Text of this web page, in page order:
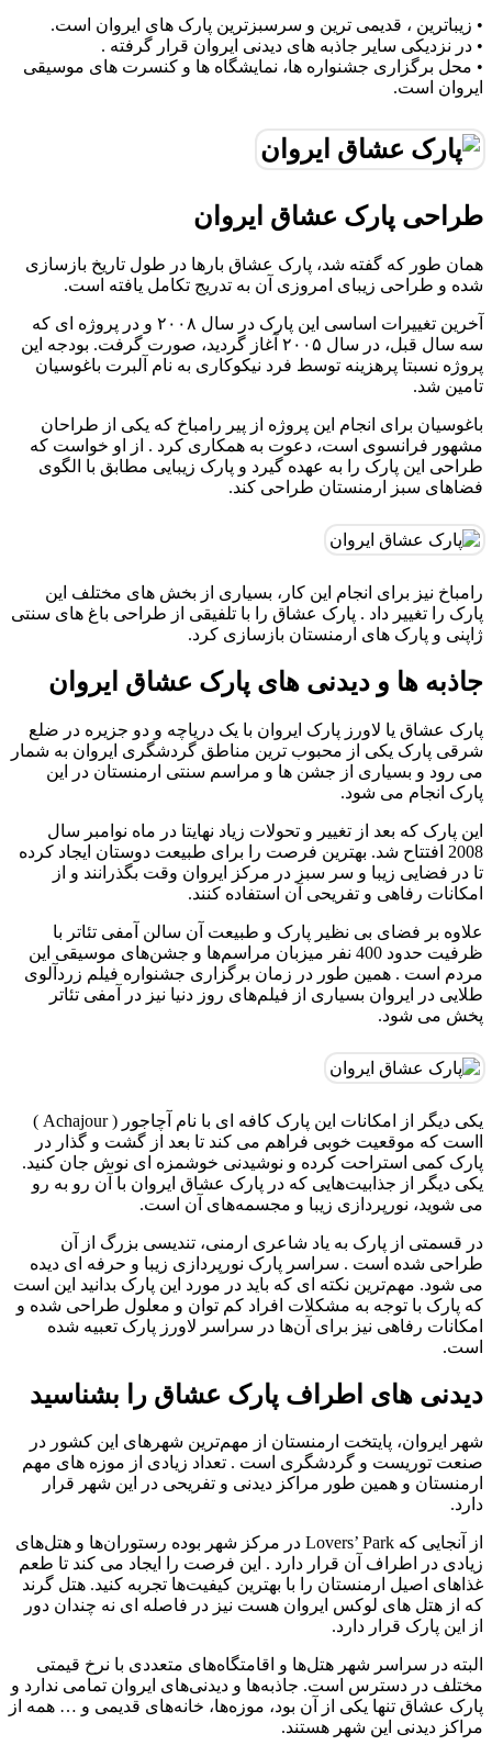
• زیباترین ، قدیمی ترین و سرسبزترین پارک های ایروان است.
• در نزدیکی سایر جاذبه های دیدنی ایروان قرار گرفته .
• محل برگزاری جشنواره ها، نمایشگاه ها و کنسرت های موسیقی
ایروان است.
طراحی پارک عشاق ایروان
همان طور که گفته شد، پارک عشاق بارها در طول تاریخ بازسازی
شده و طراحی زیبای امروزی آن به تدریج تکامل یافته است.
آخرین تغییرات اساسی این پارک در سال ۲۰۰۸ و در پروژه ای که
سه سال قبل، در سال ۲۰۰۵ آغاز گردید، صورت گرفت. بودجه این
پروژه نسبتا پرهزینه توسط فرد نیکوکاری به نام آلبرت باغوسیان
تامین شد.
باغوسیان برای انجام این پروژه از پیر رامباخ که یکی از طراحان
مشهور فرانسوی است، دعوت به همکاری کرد . از او خواست که
طراحی این پارک را به عهده گیرد و پارک زیبایی مطابق با الگوی
فضاهای سبز ارمنستان طراحی کند.
رامباخ نیز برای انجام این کار، بسیاری از بخش های مختلف این
پارک را تغییر داد . پارک عشاق را با تلفیقی از طراحی باغ های سنتی
ژاپنی و پارک های ارمنستان بازسازی کرد.
جاذبه‌ ها و دیدنی‌ های پارک عشاق ایروان
پارک عشاق یا لاورز پارک ایروان با یک دریاچه و دو جزیره در ضلع
شرقی پارک یکی از محبوب‌ ترین مناطق گردشگری ایروان به شمار
می رود و بسیاری از جشن‌ ها و مراسم سنتی ارمنستان در این
پارک انجام می شود.
این پارک که بعد از تغییر و تحولات زیاد نهایتا در ماه نوامبر سال
2008 افتتاح شد. بهترین فرصت را برای طبیعت دوستان ایجاد کرده
تا در فضایی زیبا و سر سبز در مرکز ایروان وقت بگذرانند و از
امکانات رفاهی و تفریحی آن استفاده کنند.
علاوه بر فضای بی نظیر پارک و طبیعت آن سالن آمفی تئاتر با
ظرفیت حدود 400 نفر میزبان مراسم‌ها و جشن‌های موسیقی این
مردم است . همین طور در زمان برگزاری جشنواره فیلم زردآلوی
طلایی در ایروان بسیاری از فیلم‌های روز دنیا نیز در آمفی تئاتر
پخش می شود.
یکی دیگر از امکانات این پارک کافه ای با نام آچاجور ( Achajour )
ااست که موقعیت خوبی فراهم می کند تا بعد از گشت و گذار در
پارک کمی استراحت کرده و نوشیدنی خوشمزه ای نوش جان کنید.
یکی دیگر از جذابیت‌هایی که در پارک عشاق ایروان با آن رو به رو
می شوید، نورپردازی زیبا و مجسمه‌های آن است.
در قسمتی از پارک به یاد شاعری ارمنی، تندیسی بزرگ از آن
طراحی شده است . سراسر پارک نورپردازی زیبا و حرفه ای دیده
می شود. مهم‌ترین نکته ای که باید در مورد این پارک بدانید این است
که پارک با توجه به مشکلات افراد کم توان و معلول طراحی شده و
امکانات رفاهی نیز برای آن‌ها در سراسر لاورز پارک تعبیه شده
است.
دیدنی‌ های اطراف پارک عشاق را بشناسید
شهر ایروان، پایتخت ارمنستان از مهم‌ترین شهر‌های این کشور در
صنعت توریست و گردشگری است . تعداد زیادی از موزه‌ های مهم
ارمنستان و همین طور مراکز دیدنی و تفریحی در این شهر قرار
دارد.
از آنجایی که Lovers’ Park در مرکز شهر بوده رستوران‌ها و هتل‌های
زیادی در اطراف آن قرار دارد . این فرصت را ایجاد می کند تا طعم
غذاهای اصیل ارمنستان را با بهترین کیفیت‌ها تجربه کنید. هتل گرند
که از هتل‌ های لوکس ایروان هست نیز در فاصله ای نه چندان دور
از این پارک قرار دارد.
البته در سراسر شهر هتل‌ها و اقامتگاه‌های متعددی با نرخ قیمتی
مختلف در دسترس است. جاذبه‌ها و دیدنی‌های ایروان تمامی ندارد و
پارک عشاق تنها یکی از آن بود، موزه‌ها، خانه‌های قدیمی و … همه از
مراکز دیدنی این شهر هستند.